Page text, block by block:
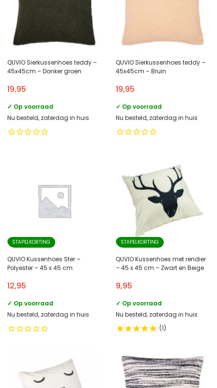
QUVIO Sierkussenhoes teddy –
45x45cm – Donker groen
19,95
✓ Op voorraad
Nu besteld, zaterdag in huis
QUVIO Sierkussenhoes teddy –
45x45cm – Bruin
19,95
✓ Op voorraad
Nu besteld, zaterdag in huis
STAPELKORTING
QUVIO Kussenhoes Ster –
Polyester – 45 x 45 cm
12,95
✓ Op voorraad
Nu besteld, zaterdag in huis
STAPELKORTING
QUVIO Kussenhoes met rendier
– 45 x 45 cm – Zwart en Beige
9,95
✓ Op voorraad
Nu besteld, zaterdag in huis
1